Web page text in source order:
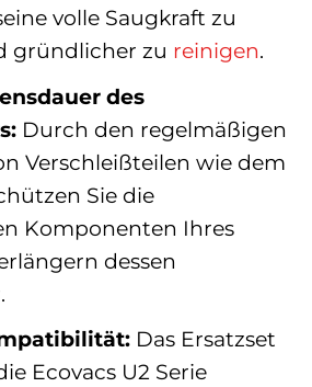
volle Saugkraft zu
gründlicher zu reinigen.
des
Durch den regelmäßigen
Verschleißteilen wie dem
Sie die
Komponenten Ihres
dessen
Das Ersatzset
Ecovacs U2 Serie